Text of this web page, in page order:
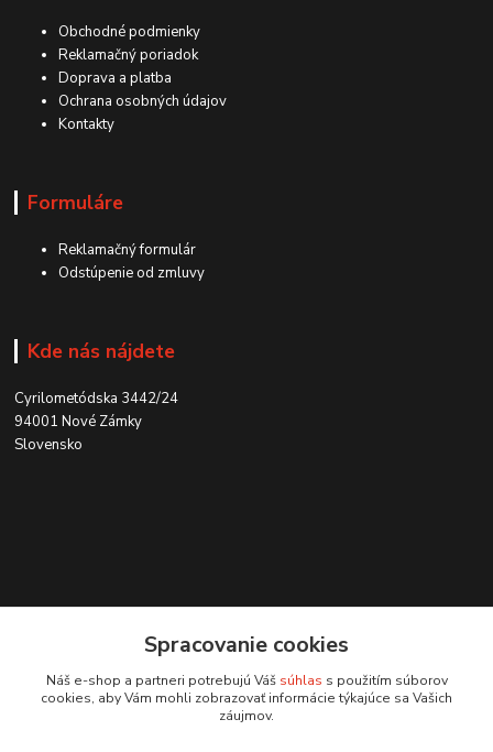
Obchodné podmienky
Reklamačný poriadok
Doprava a platba
Ochrana osobných údajov
Kontakty
Formuláre
Reklamačný formulár
Odstúpenie od zmluvy
Kde nás nájdete
Cyrilometódska 3442/24
94001 Nové Zámky
Slovensko
0915 707 737
(Po-Pia, 8-15 hod.)
Spracovanie cookies
Náš e-shop a partneri potrebujú Váš súhlas s použitím súborov
cookies, aby Vám mohli zobrazovať informácie týkajúce sa Vašich
záujmov.